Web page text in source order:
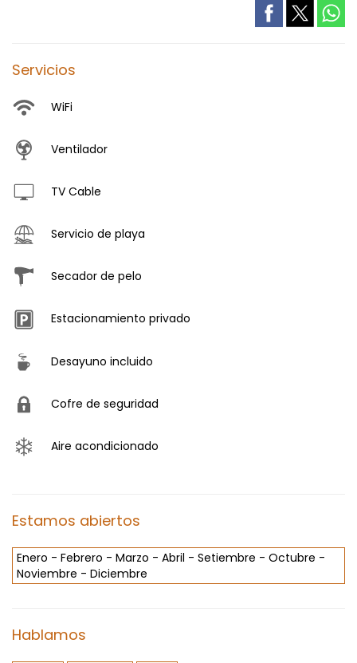
Servicios
WiFi
Ventilador
TV Cable
Servicio de playa
Secador de pelo
Estacionamiento privado
Desayuno incluido
Cofre de seguridad
Aire acondicionado
Estamos abiertos
Enero - Febrero - Marzo - Abril - Setiembre - Octubre -
Noviembre - Diciembre
Hablamos